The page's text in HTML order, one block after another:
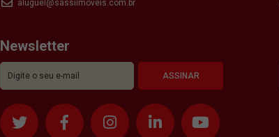
aluguel@sassiimoveis.com.br
Newsletter